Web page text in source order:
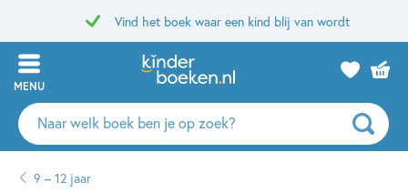
Vind het boek waar een kind blij van wordt
MENU
Zoeken
naar
auteurs
9 – 12 jaar